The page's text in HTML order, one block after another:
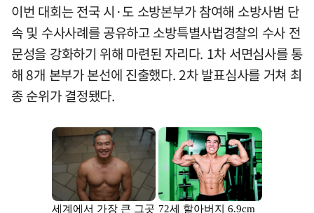
이번 대회는 전국 시·도 소방본부가 참여해 소방사범 단
속 및 수사사례를 공유하고 소방특별사법경찰의 수사 전
문성을 강화하기 위해 마련된 자리다. 1차 서면심사를 통
해 8개 본부가 본선에 진출했다. 2차 발표심사를 거쳐 최
종 순위가 결정됐다.